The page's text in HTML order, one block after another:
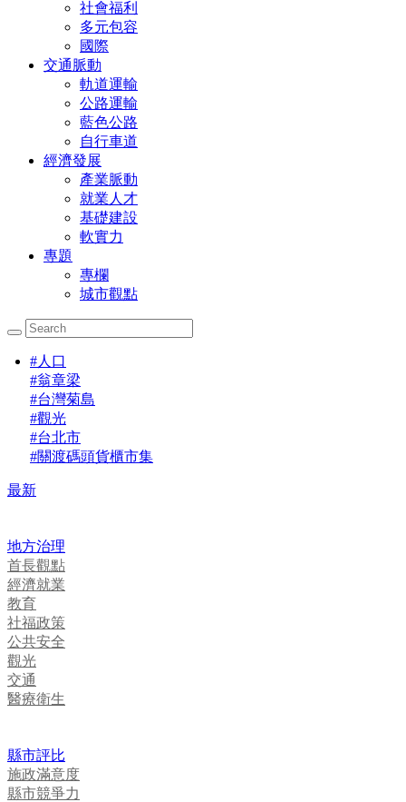
社會福利
多元包容
國際
交通脈動
軌道運輸
公路運輸
藍色公路
自行車道
經濟發展
產業脈動
就業人才
基礎建設
軟實力
專題
專欄
城市觀點
#人口
#翁章梁
#台灣菊島
#觀光
#台北市
#關渡碼頭貨櫃市集
最新
地方治理
首長觀點
經濟就業
教育
社福政策
公共安全
觀光
交通
醫療衛生
縣市評比
施政滿意度
縣市競爭力